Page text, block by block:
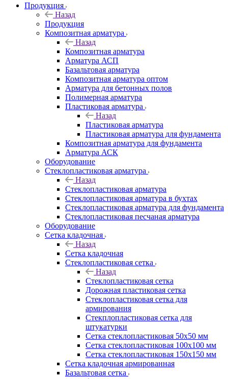
Продукция
Назад
Продукция
Композитная арматура
Назад
Композитная арматура
Арматура АСП
Базальтовая арматура
Композитная арматура оптом
Арматура для бетонных полов
Полимерная арматура
Пластиковая арматура
Назад
Пластиковая арматура
Пластиковая арматура для фундамента
Композитная арматура для фундамента
Арматура АСК
Оборудование
Cтеклопластиковая арматура
Назад
Cтеклопластиковая арматура
Стеклопластиковая арматура в бухтах
Стеклопластиковая арматура для фундамента
Стеклопластиковая песчаная арматура
Оборудование
Сетка кладочная
Назад
Сетка кладочная
Стеклопластиковая сетка
Назад
Стеклопластиковая сетка
Дорожная пластиковая сетка
Стеклопластиковая сетка для
армирования
Стекплопластиковая сетка для
штукатурки
Сетка стеклопластиковая 50x50 мм
Сетка стеклопластиковая 100x100 мм
Сетка стеклопластиковая 150x150 мм
Сетка кладочная армированная
Базальтовая сетка